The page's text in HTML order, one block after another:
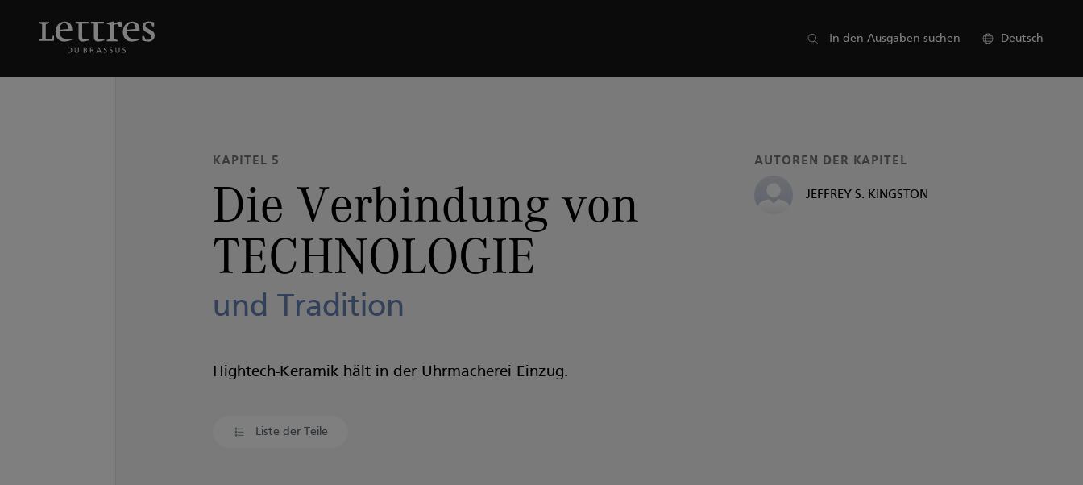
content
In den Ausgaben suchen Deutsch
KAPITEL 5
Die Verbindung von
TECHNOLOGIE
und Tradition
Hightech-Keramik hält in der Uhrmacherei Einzug.
Liste der Teile
AUTOREN DER KAPITEL
JEFFREY S. KINGSTON